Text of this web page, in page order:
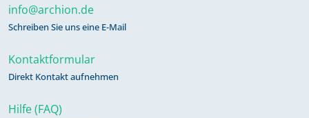
info@archion.de
Schreiben Sie uns eine E-Mail
Kontaktformular
Direkt Kontakt aufnehmen
Hilfe (FAQ)